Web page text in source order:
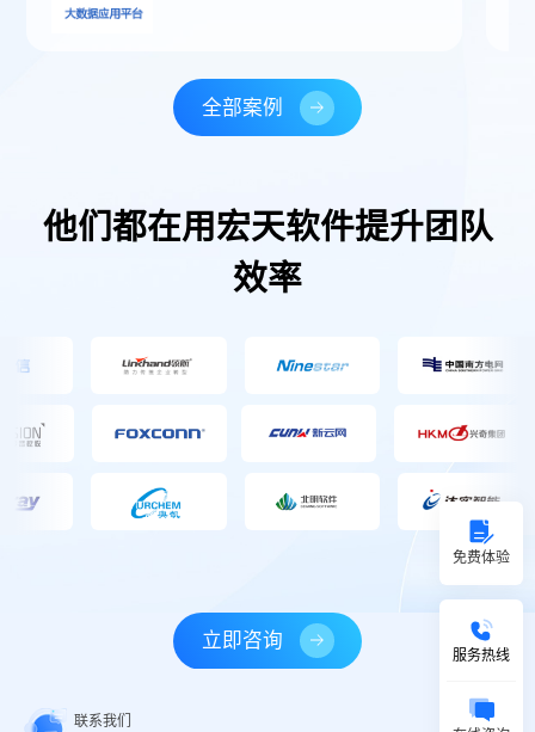
率。
全部案例
他们都在用宏天软件提升团队
效率
立即咨询
联系我们
免费体验
服务热线